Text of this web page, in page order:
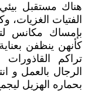
هناك مستقبل
الفتيات الغزيات،
بإمساك مكانس
كأنهن ينظفن
تراكم
الرجال بالعمل و
بحماره الهزيل